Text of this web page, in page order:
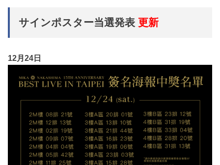
サインポスター当選発表 更新
12月24日